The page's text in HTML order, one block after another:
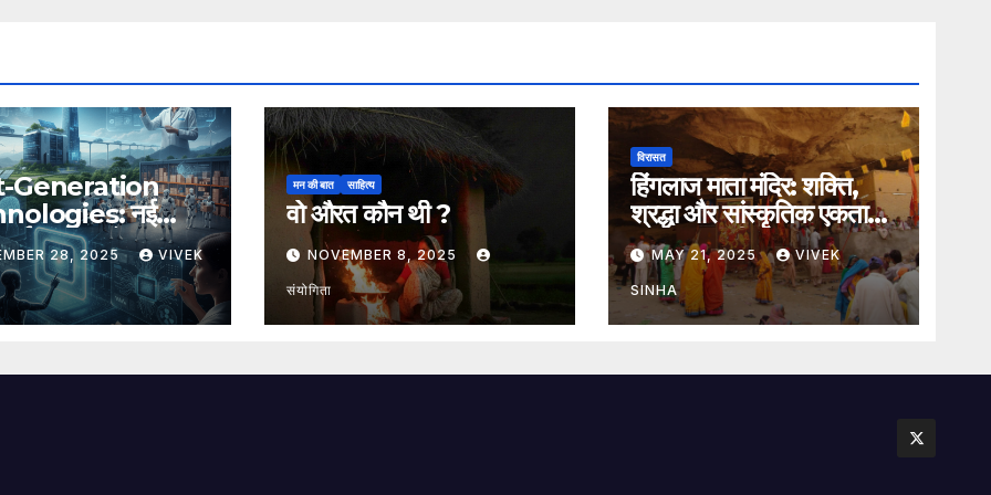
Generation
नई
नई संभावनाएँ, नया
28, 2025 VIVEK
मन की बात साहित्य
वो औरत कौन थी ?
NOVEMBER 8, 2025
संयोगिता
विरासत
हिंगलाज माता मंदिर: शक्ति,
श्रद्धा और सांस्कृतिक एकता
का अमर प्रतीक
MAY 21, 2025 VIVEK
SINHA